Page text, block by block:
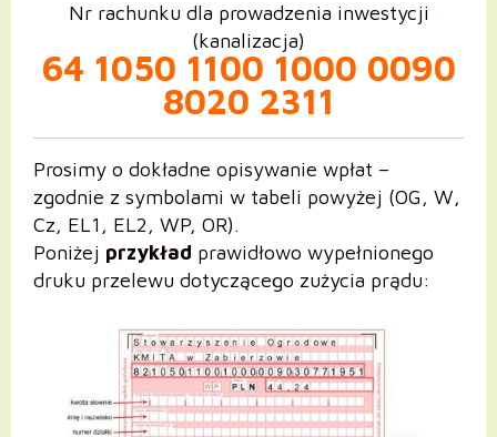
Nr rachunku dla prowadzenia inwestycji
(kanalizacja)
64 1050 1100 1000 0090
8020 2311
Prosimy o dokładne opisywanie wpłat –
zgodnie z symbolami w tabeli powyżej (OG, W,
Cz, EL1, EL2, WP, OR).
Poniżej przykład prawidłowo wypełnionego
druku przelewu dotyczącego zużycia prądu: